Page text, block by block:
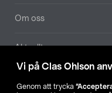
Vi på Clas Ohlson
Genom att trycka
Om oss
Aktuellt